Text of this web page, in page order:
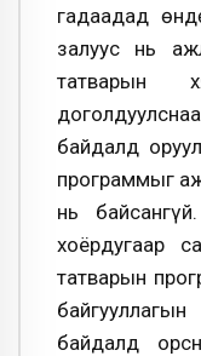
гадаадад
залуус нь
татварын
байдалд
программыг
нь
хоёрдугаар
татварын
байдалд